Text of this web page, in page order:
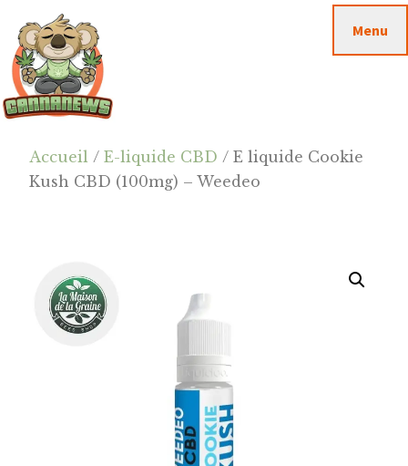
contenu
principal
barre
latérale
principale
footer
Cannanews.fr
Menu
Accueil /E-liquide CBD / E liquide Cookie
Kush CBD (100mg) – Weedeo